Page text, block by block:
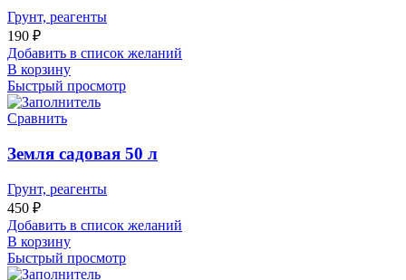
Грунт, реагенты
190 ₽
Добавить в список желаний
В корзину
Быстрый просмотр
Сравнить
Земля садовая 50 л
Грунт, реагенты
450 ₽
Добавить в список желаний
В корзину
Быстрый просмотр